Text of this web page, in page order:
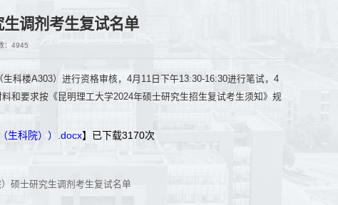
调剂考生复试名单
：4945
科楼A303）进行资格审核，4月11日下午13:30-16:30进行笔试，4
和要求按《昆明理工大学2024年硕士研究生招生复试考生须知》规
生科院））.docx】已下载3170次
硕士研究生调剂考生复试名单